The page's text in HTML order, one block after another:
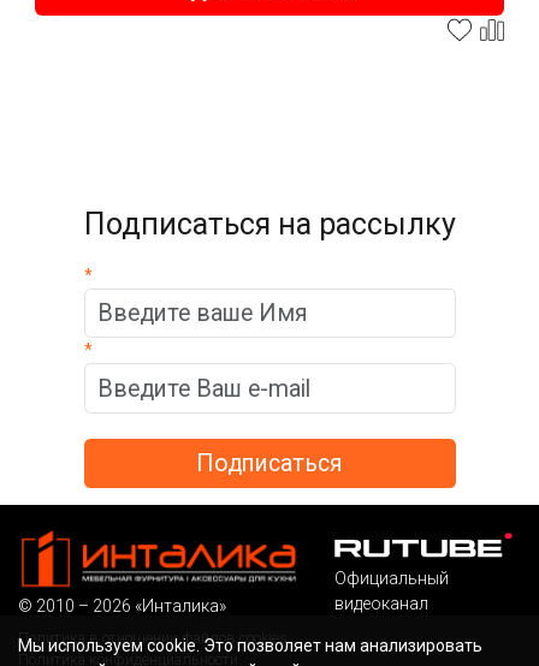
Подписаться на рассылку
*
*
Мы используем cookie. Это позволяет нам анализировать
© 2010 – 2026 «Инталика»
Политика в отношении файлов cookies
Политика конфиденциальности
Официальный
видеоканал